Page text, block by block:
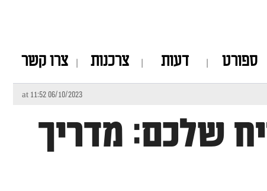
ספורט דעות צרכנות צרו קשר
06/10/2023 at 11:52
שלכם: מדריך